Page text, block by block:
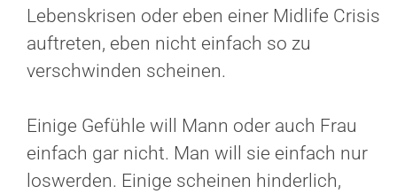
Lebenskrisen oder eben einer Midlife Crisis
auftreten, eben nicht einfach so zu
verschwinden scheinen.
Einige Gefühle will Mann oder auch Frau
einfach gar nicht. Man will sie einfach nur
loswerden. Einige scheinen hinderlich,